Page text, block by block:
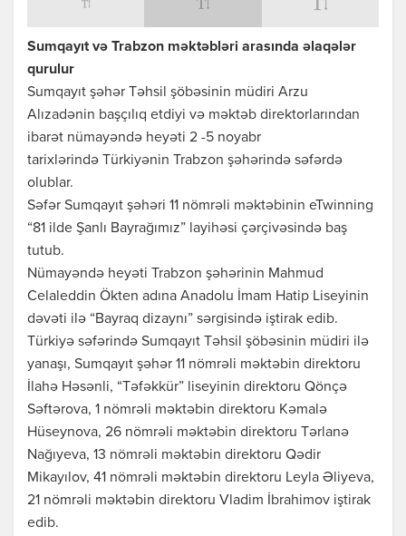
Sumqayıt və Trabzon məktəbləri arasında əlaqələr
qurulur
Sumqayıt şəhər Təhsil şöbəsinin müdiri Arzu
Alızadənin başçılıq etdiyi və məktəb direktorlarından
ibarət nümayəndə heyəti 2 -5 noyabr
tarixlərində Türkiyənin Trabzon şəhərində səfərdə
olublar.
Səfər Sumqayıt şəhəri 11 nömrəli məktəbinin eTwinning
“81 ilde Şanlı Bayrağımız” layihəsi çərçivəsində baş
tutub.
Nümayəndə heyəti Trabzon şəhərinin Mahmud
Celaleddin Ökten adına Anadolu İmam Hatip Liseyinin
dəvəti ilə “Bayraq dizaynı” sərgisində iştirak edib.
Türkiyə səfərində Sumqayıt Təhsil şöbəsinin müdiri ilə
yanaşı, Sumqayıt şəhər 11 nömrəli məktəbin direktoru
İlahə Həsənli, “Təfəkkür” liseyinin direktoru Qönçə
Səftərova, 1 nömrəli məktəbin direktoru Kəmalə
Hüseynova, 26 nömrəli məktəbin direktoru Tərlanə
Nağıyeva, 13 nömrəli məktəbin direktoru Qədir
Mikayılov, 41 nömrəli məktəbin direktoru Leyla Əliyeva,
21 nömrəli məktəbin direktoru Vladim İbrahimov iştirak
edib.